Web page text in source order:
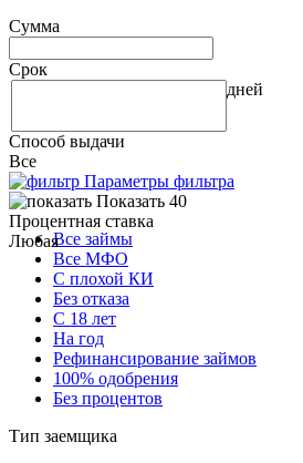
Сумма
Срок
дней
Способ выдачи
Все
Параметры фильтра
Показать 40
Процентная ставка
ЛюбаяВсе займы
Все МФО
С плохой КИ
Без отказа
С 18 лет
На год
Рефинансирование займов
100% одобрения
Без процентов
Тип заемщика